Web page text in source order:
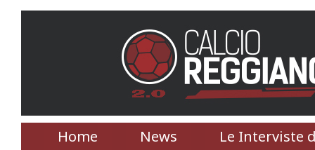
Home News Le Interviste